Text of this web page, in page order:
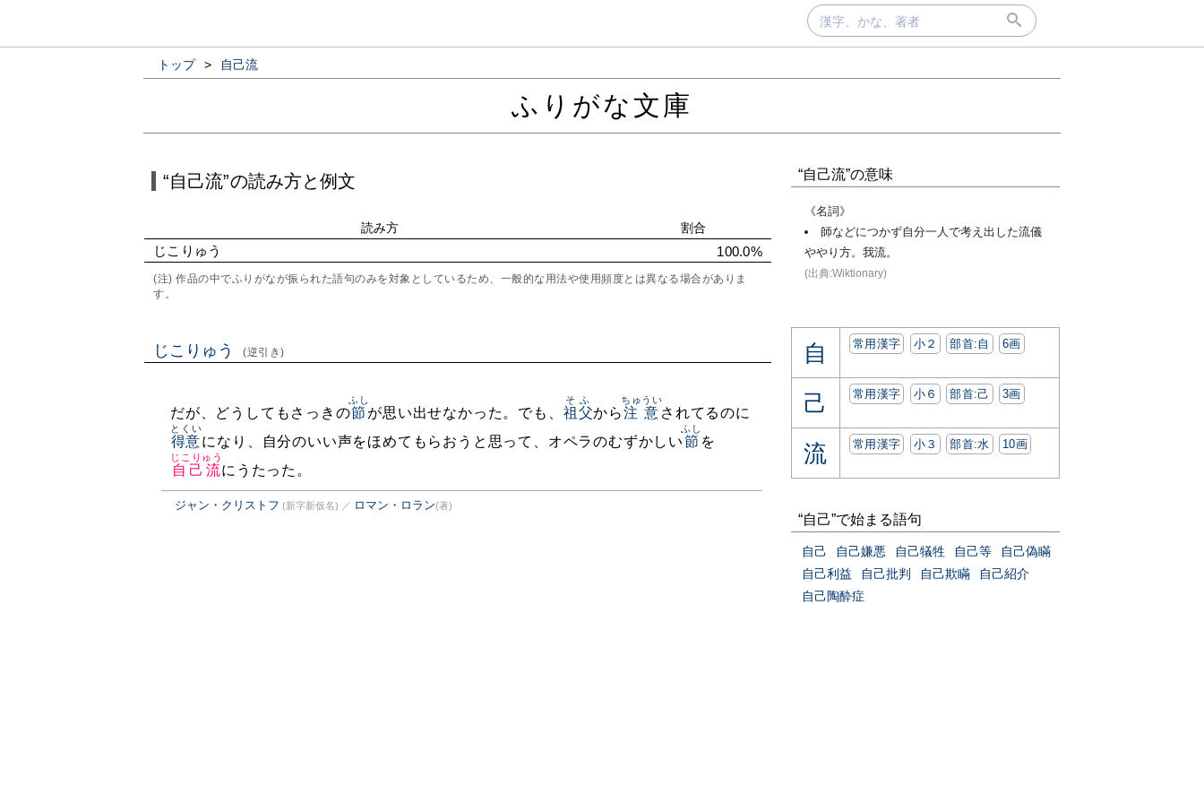
トップ > 自己流
ふりがな文庫
“自己流”の読み方と例文
読み方 割合
じこりゅう 100.0%
(注) 作品の中でふりがなが振られた語句のみを対象としているため、一般的な用法や使用頻度とは異なる場合がありま
す。
じこりゅう (逆引き)
だが、どうしてもさっきの節
ふし
が思い出せなかった。でも、 祖父
そふ
から注意
ちゅうい
されてるのに
得意
とくい
になり、自分のいい声をほめてもらおうと思って、オペラのむずかしい節
ふし
を
自己流
じこりゅう
にうたった。
ジャン・クリストフ (新字新仮名) ／ ロマン・ロラン(著)
“自己流”の意味
《名詞》
師などにつかず自分一人で考え出した流儀
ややり方。我流。
(出典:Wiktionary)
自 常用漢字 小２ 部首:⾃ 6画
己 常用漢字 小６ 部首:⼰ 3画
流 常用漢字 小３ 部首:⽔ 10画
“自己”で始まる語句
自己 自己嫌悪 自己犠牲 自己等
自己偽瞞
自己利益
自己批判 自己欺瞞
自己紹介
自己陶酔症